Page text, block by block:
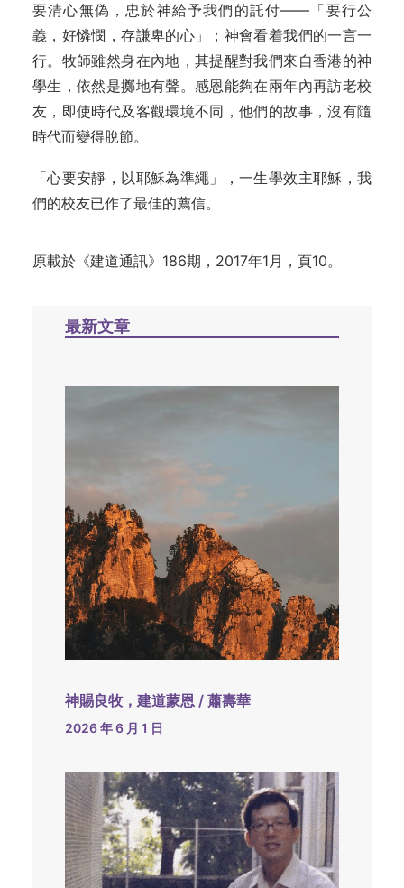
要清心無偽，忠於神給予我們的託付——「要行公
義，好憐憫，存謙卑的心」；神會看着我們的一言一
行。牧師雖然身在內地，其提醒對我們來自香港的神
學生，依然是擲地有聲。感恩能夠在兩年內再訪老校
友，即使時代及客觀環境不同，他們的故事，沒有隨
時代而變得脫節。
「心要安靜，以耶穌為準繩」，一生學效主耶穌，我
們的校友已作了最佳的薦信。
原載於《建道通訊》186期，2017年1月，頁10。
最新文章
神賜良牧，建道蒙恩 / 蕭壽華
2026 年 6 月 1 日